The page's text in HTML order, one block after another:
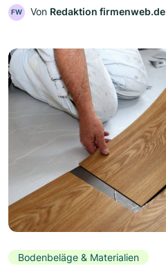
FW Von Redaktion firmenweb.de
Bodenbeläge & Materialien